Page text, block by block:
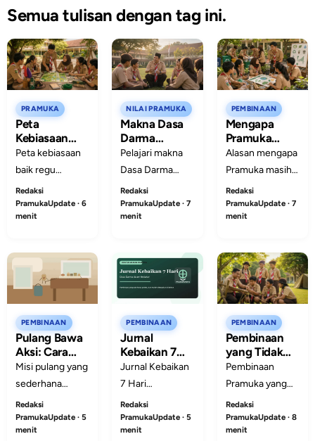
Semua tulisan dengan tag ini.
PRAMUKA
Peta
Kebiasaan
Baik Regu:
Cara
Sederhana
Menghidupkan
Dasa Darma
Setiap Hari
Peta kebiasaan
baik regu
membantu
anggota
Pramuka
Dasa Darma
menjadi
tindakan kecil
yang bisa dilihat,
dicatat, dan
diulang setiap
hari.
Redaksi
PramukaUpdate · 6
menit
NILAI PRAMUKA
Makna Dasa
Darma
Pramuka
dalam
Pelajar
Pelajari makna
Dasa Darma
Pramuka dalam
kehidupan
pelajar, lengkap
sikap sehari-hari
di sekolah,
rumah, dan
masyarakat.
Redaksi
PramukaUpdate · 7
menit
PEMBINAAN
Mengapa
Pramuka
Masih Penting
di Sekolah?
Alasan mengapa
Pramuka masih
penting di
sekolah sebagai
ruang
karakter,
kepemimpinan,
kerja sama, dan
kecakapan hidup
peserta didik.
Redaksi
PramukaUpdate · 7
menit
PEMBINAAN
Pulang Bawa
Aksi: Cara
Sederhana
Membuat
Hidup di
Rumah
Misi pulang yang
sederhana
membantu nilai
Pramuka tetap
hidup di rumah
Redaksi
PramukaUpdate · 5
menit
PEMBINAAN
Jurnal
Kebaikan 7
Hari: Dasa
Darma yang
Tindakan
Jurnal Kebaikan
7 Hari
membantu
peserta didik
mengubah
Redaksi
PramukaUpdate · 5
menit
PEMBINAAN
Pembinaan
yang Tidak
Membuat
Anggota
Takut Salah
Pembinaan
Pramuka yang
sehat memberi
ruang bagi
anggota untuk
Redaksi
PramukaUpdate · 8
menit